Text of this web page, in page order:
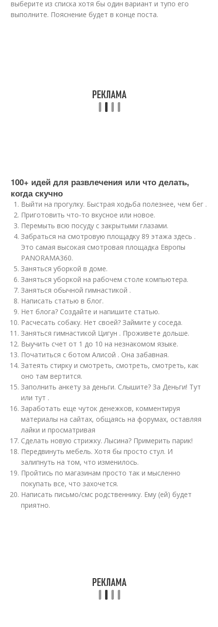
выберите из списка хотя бы один вариант и тупо его
выполните. Пояснение будет в конце поста.
100+ идей для развлечения или что делать,
когда скучно
Выйти на прогулку. Быстрая ходьба полезнее, чем бег .
Приготовить что-то вкусное или новое.
Перемыть всю посуду с закрытыми глазами.
Забраться на смотровую площадку 89 этажа здесь .
Это самая высокая смотровая площадка Европы
PANORAMA360.
Заняться уборкой в доме.
Заняться уборкой на рабочем столе компьютера.
Заняться обычной гимнастикой .
Написать статью в блог.
Нет блога? Создайте и напишите статью.
Расчесать собаку. Нет своей? Займите у соседа.
Заняться гимнастикой Цигун . Проживете дольше.
Выучить счет от 1 до 10 на незнакомом языке.
Початиться с ботом Алисой . Она забавная.
Затеять стирку и смотреть, смотреть, смотреть, как
оно там вертится.
Заполнить анкету за деньги. Слышите? За Деньги! Тут
или тут .
Заработать еще чуток денежков, комментируя
материалы на сайтах, общаясь на форумах, оставляя
лайки и просматривая
Сделать новую стрижку. Лысина? Примерить парик!
Передвинуть мебель. Хотя бы просто стул. И
залипнуть на том, что изменилось.
Пройтись по магазинам просто так и мысленно
покупать все, что захочется.
Написать письмо/смс родственнику. Ему (ей) будет
приятно.